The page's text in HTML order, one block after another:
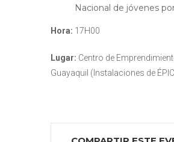
Nacional de jóvenes
Hora: 17H00
Lugar: Centro de
Guayaquil (Instalaciones de